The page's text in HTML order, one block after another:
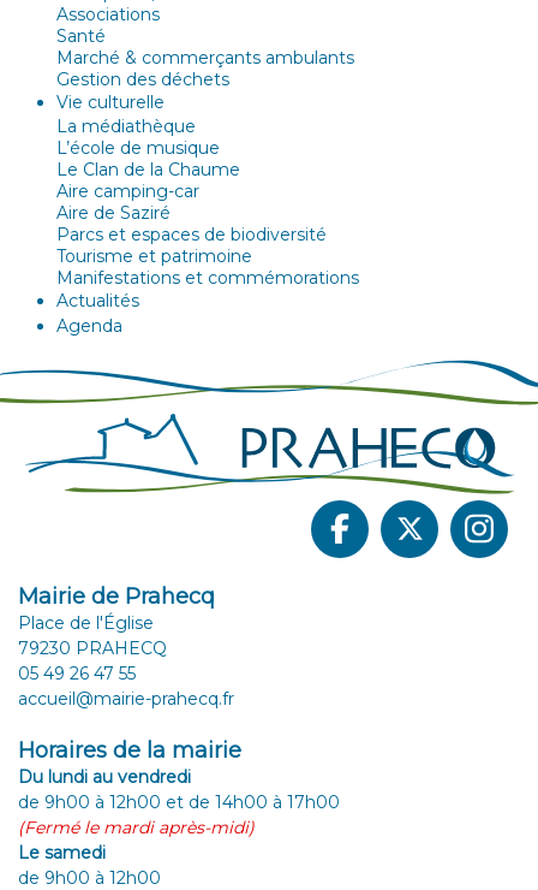
Associations
Santé
Marché & commerçants ambulants
Gestion des déchets
Vie culturelle
La médiathèque
L’école de musique
Le Clan de la Chaume
Aire camping-car
Aire de Saziré
Parcs et espaces de biodiversité
Tourisme et patrimoine
Manifestations et commémorations
Actualités
Agenda
Mairie de Prahecq
Place de l'Église
79230 PRAHECQ
05 49 26 47 55
accueil@mairie-prahecq.fr
Horaires de la mairie
Du lundi au vendredi
de 9h00 à 12h00 et de 14h00 à 17h00
(Fermé le mardi après-midi)
Le samedi
de 9h00 à 12h00